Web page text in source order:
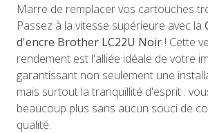
Marre de remplacer vos cartouches
Passez à la vitesse supérieure avec la
d'encre Brother LC22U Noir ! Cette
rendement est l'alliée idéale de votre
garantissant non seulement une
mais surtout la tranquillité d'esprit :
beaucoup plus sans aucun souci de
qualité.